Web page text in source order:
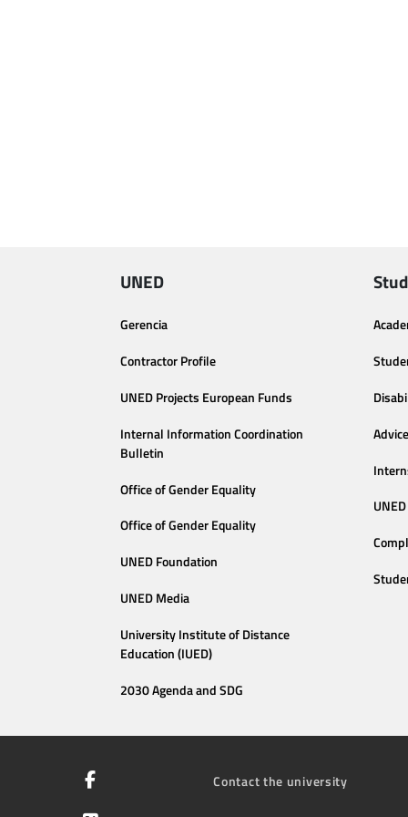
UNED
Gerencia
Contractor Profile
UNED Projects European Funds
Internal Information Coordination
Bulletin
Office of Gender Equality
Office of Gender Equality
UNED Foundation
UNED Media
University Institute of Distance
Education (IUED)
2030 Agenda and SDG
Contact the university